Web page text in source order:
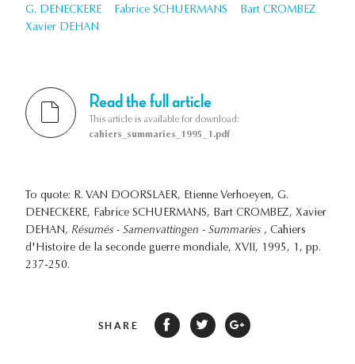
G. DENECKERE
Fabrice SCHUERMANS
Bart CROMBEZ
Xavier DEHAN
Read the full article
This article is available for download:
cahiers_summaries_1995_1.pdf
To quote: R. VAN DOORSLAER, Etienne Verhoeyen, G.
DENECKERE, Fabrice SCHUERMANS, Bart CROMBEZ, Xavier
DEHAN, Résumés - Samenvattingen - Summaries , Cahiers
d'Histoire de la seconde guerre mondiale, XVII, 1995, 1, pp.
237-250.
SHARE